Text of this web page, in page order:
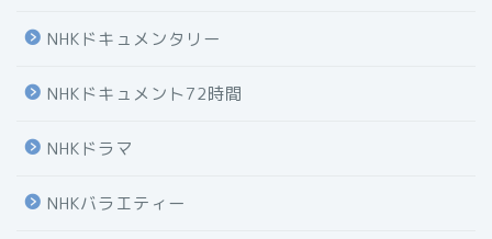
NHKドキュメンタリー
NHKドキュメント72時間
NHKドラマ
NHKバラエティー